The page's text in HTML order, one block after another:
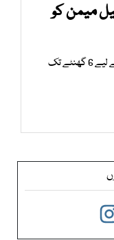
میمن کو
سابق صوبائی وزیراطلاعات گرفتاری سے بچنے کے لیے 6 گھنٹے تک